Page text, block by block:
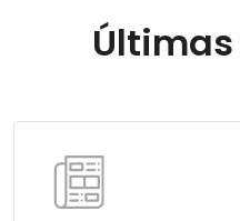
Últimas